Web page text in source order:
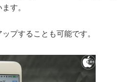
す。
プすることも可能です。